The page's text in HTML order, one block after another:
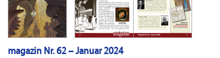
magazin Nr. 62 – Januar 2024